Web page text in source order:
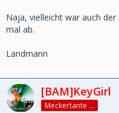
Naja, vielleicht war auch
mal ab.
Landmann
[BAM]KeyGirl
Meckertante ...